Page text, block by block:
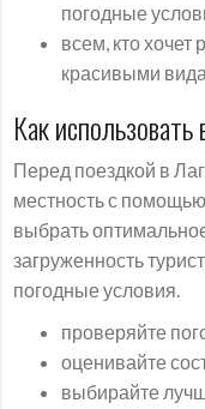
погодные
всем, кто хочет
красивыми
Как
Перед поездкой в
местность с
выбрать
загруженность
погодные условия.
проверяйте
оценивайте
выбирайте